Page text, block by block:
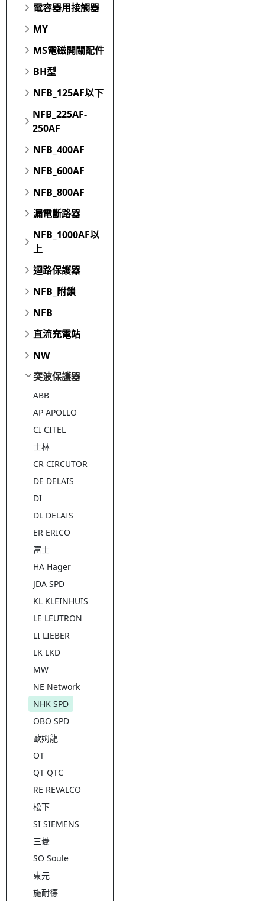
電容器用接觸器
MY
MS電磁開關配件
BH型
NFB_125AF以下
NFB_225AF-
250AF
NFB_400AF
NFB_600AF
NFB_800AF
漏電斷路器
NFB_1000AF以
上
迴路保護器
NFB_附鎖
NFB
直流充電站
NW
突波保護器
ABB
AP APOLLO
CI CITEL
士林
CR CIRCUTOR
DE DELAIS
DI
DL DELAIS
ER ERICO
富士
HA Hager
JDA SPD
KL KLEINHUIS
LE LEUTRON
LI LIEBER
LK LKD
MW
NE Network
NHK SPD
OBO SPD
歐姆龍
OT
QT QTC
RE REVALCO
松下
SI SIEMENS
三菱
SO Soule
東元
施耐德